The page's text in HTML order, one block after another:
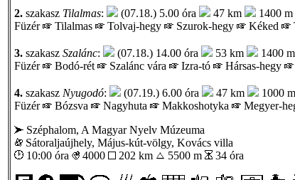
2. szakasz Tilalmas: (07.18.) 5.00 óra 47 km 1400 m
Füzér
Tilalmas Tolvaj-hegy Szurok-hegy Kéked
3. szakasz Szalánc: (07.18.) 14.00 óra 53 km 1400 m
Füzér
Bodó-rét Szalánc vára Izra-tó Hársas-hegy
4. szakasz Nyugodó: (07.19.) 6.00 óra 47 km 1000 m
Füzér
Bózsva Nagyhuta Makkoshotyka Megyer-
Széphalom, A Magyar Nyelv Múzeuma
Sátoraljaújhely, Május-kút-völgy, Kovács villa
10:00 óra
4000 202 km 5500 m 34 óra